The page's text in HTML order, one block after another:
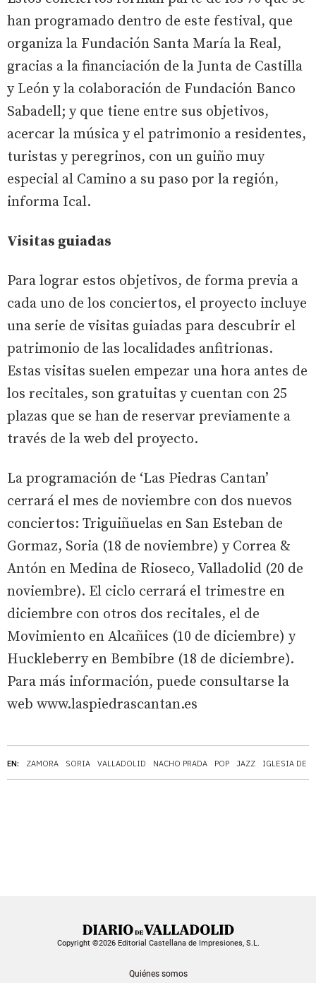
EN: ZAMORA SORIA VALLADOLID NACHO PRADA POP JAZZ IGLESIA DE
han programado dentro de este festival, que
organiza la Fundación Santa María la Real,
gracias a la financiación de la Junta de Castilla
y León y la colaboración de Fundación Banco
Sabadell; y que tiene entre sus objetivos,
acercar la música y el patrimonio a residentes,
turistas y peregrinos, con un guiño muy
especial al Camino a su paso por la región,
informa Ical.
Visitas guiadas
Para lograr estos objetivos, de forma previa a
cada uno de los conciertos, el proyecto incluye
una serie de visitas guiadas para descubrir el
patrimonio de las localidades anfitrionas.
Estas visitas suelen empezar una hora antes de
los recitales, son gratuitas y cuentan con 25
plazas que se han de reservar previamente a
través de la web del proyecto.
La programación de ‘Las Piedras Cantan’
cerrará el mes de noviembre con dos nuevos
conciertos: Triguiñuelas en San Esteban de
Gormaz, Soria (18 de noviembre) y Correa &
Antón en Medina de Rioseco, Valladolid (20 de
noviembre). El ciclo cerrará el trimestre en
diciembre con otros dos recitales, el de
Movimiento en Alcañices (10 de diciembre) y
Huckleberry en Bembibre (18 de diciembre).
Para más información, puede consultarse la
web www.laspiedrascantan.es
Copyright ©2026 Editorial Castellana de Impresiones, S.L.
Quiénes somos